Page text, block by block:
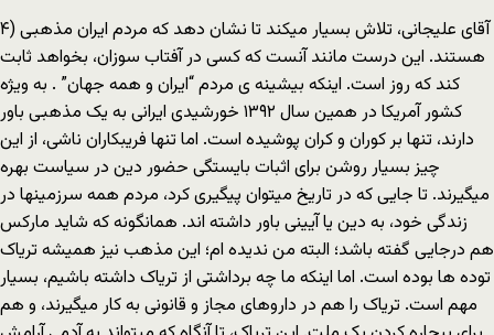
۴) آقای علیجانی، تلاش بسیار میکند تا نشان دهد که مردم ایران مذهبی
هستند. این درست مانند آنست که کسی در آفتاب سوزان، بخواهد ثابت
کند که روز است. اینکه بیشینه ی مردم “ایران و همه جهان” . به ویژه
کشور آمریکا در همین سال ۱٣۹۲ خورشیدی ایرانی به یک مذهبی باور
دارند، تنها بر کوران و کران پوشیده است. اما تنها فریبکاران ناشی، از این
چیز بسیار روشن برای اثبات بایستگی حضور دین در سیاست بهره
میگیرند. تا جایی که در تاریخ میتوان پیگیری کرد، مردم همه سرزمینها در
زندگی خود، به دین یا آیینی باور داشته اند. همانگونه که شاید مارکس
هم درجایی گفته باشد؛ البته من ندیده ‌ام؛ این مذهب نیز همیشه تریاک
توده‌ ها بوده است. اما اینکه ما چه برداشتی از تریاک داشته باشیم، بسیار
مهم است. تریاک را هم در داروهای مجاز و قانونی به کار میگیرند، و هم